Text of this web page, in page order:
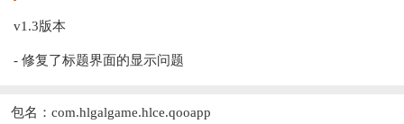
v1.3版本
- 修复了标题界面的显示问题
包名：com.hlgalgame.hlce.qooapp